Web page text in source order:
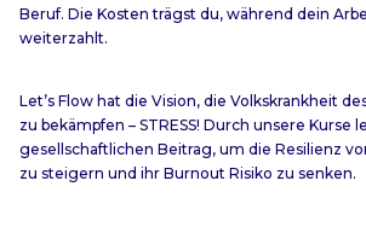
Beruf. Die Kosten trägst du, während dein
weiterzahlt.
Let’s Flow hat die Vision, die Volkskrankheit
zu bekämpfen – STRESS! Durch unsere Kurse
gesellschaftlichen Beitrag, um die Resilienz
zu steigern und ihr Burnout Risiko zu senken.